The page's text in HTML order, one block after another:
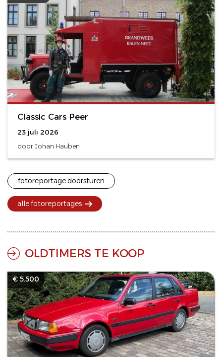
Classic Cars Peer
23 juli 2026
door Johan Hauben
fotoreportage doorsturen
alle fotoreportages
OLDTIMERS TE KOOP
€ 5.500